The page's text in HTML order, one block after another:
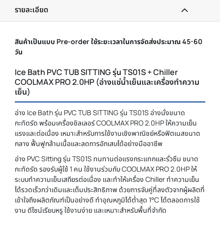
รายละเอียด
สินค้าเป็นแบบ Pre-order ใช้ระยะเวลาในการจัดส่งประมาณ 45-60
วัน
Ice Bath PVC TUB SITTING รุ่น TS01S + Chiller
COOLMAX PRO 2.0HP (อ่างแช่น้ำเย็นและเครื่องทำความ
เย็น)
อ่าง Ice Bath รุ่น PVC TUB SITTING รุ่น TS01S อ่างนั่งขนาด
กะทัดรัด พร้อมเครื่องชิลเลอร์ COOLMAX PRO 2.0HP ให้ความเย็น
แรงและต่อเนื่อง เหมาะสำหรับการใช้งานเชิงพาณิชย์หรือฟิตเนสขนาด
กลาง ฟื้นฟูกล้ามเนื้อและลดการอักเสบได้อย่างมืออาชีพ
อ่าง PVC Sitting รุ่น TS01S ทนทานต่อแรงกระแทกและรั่วซึม ขนาด
กะทัดรัด รองรับผู้ใช้ 1 คน ใช้งานร่วมกับ COOLMAX PRO 2.0HP ให้
ระบบทำความเย็นเสถียรต่อเนื่อง และทำให้เครื่อง Chiller ทำความเย็น
ได้รวดเร็วกว่าเดิมและเต็มประสิทธิภาพ ด้วยการจับคู่ที่ลงตัวจากผู้ผลิตที่
เข้าใจถึงผลิตภัณฑ์เป็นอย่างดี ทำอุณหภูมิได้ต่ำสุด 1°C ได้ตลอดการใช้
งาน ดีไซน์เรียบหรู ใช้งานง่าย และเหมาะสำหรับพื้นที่จำกัด